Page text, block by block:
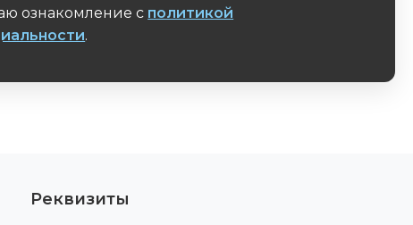
ознакомление с политикой
.
Реквизиты